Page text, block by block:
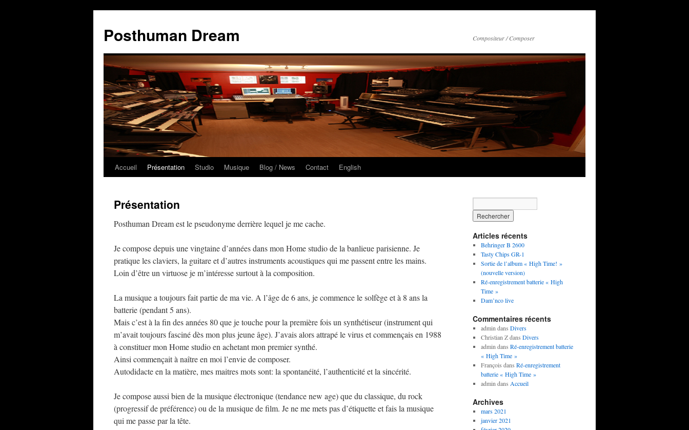
Posthuman Dream Compositeur / Composer
Accueil Présentation Studio Musique Blog / News Contact English
Présentation
Posthuman Dream est le pseudonyme derrière lequel je me cache.
Je compose depuis une vingtaine d’années dans mon Home studio de la banlieue parisienne. Je
pratique les claviers, la guitare et d’autres instruments acoustiques qui me passent entre les mains.
Loin d’être un virtuose je m’intéresse surtout à la composition.
La musique a toujours fait partie de ma vie. A l’âge de 6 ans, je commence le solfège et à 8 ans la
batterie (pendant 5 ans).
Mais c’est à la fin des années 80 que je touche pour la première fois un synthétiseur (instrument qui
m’avait toujours fasciné dès mon plus jeune âge). J’avais alors attrapé le virus et commençais en 1988
à constituer mon Home studio en achetant mon premier synthé.
Ainsi commençait à naître en moi l’envie de composer.
Autodidacte en la matière, mes maitres mots sont: la spontanéité, l’authenticité et la sincérité.
Je compose aussi bien de la musique électronique (tendance new age) que du classique, du rock
(progressif de préférence) ou de la musique de film. Je ne me mets pas d’étiquette et fais la musique
qui me passe par la tête.
Articles récents
Behringer B 2600
Tasty Chips GR-1
Sortie de l’album « High Time! »
(nouvelle version)
Ré-enregistrement batterie « High
Time »
Dam’nco live
Commentaires récents
admin dans Divers
Christian Zdans Divers
admin dans Ré-enregistrement batterie
« High Time »
François dans Ré-enregistrement
batterie « High Time »
admin dans Accueil
Archives
mars 2021
janvier 2021